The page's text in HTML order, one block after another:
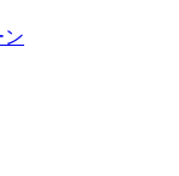
ン